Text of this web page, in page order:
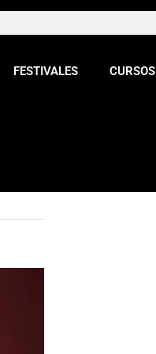
FESTIVALES CURSOS